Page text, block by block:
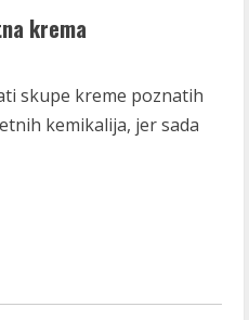
krema
skupe kreme poznatih
kemikalija, jer sada